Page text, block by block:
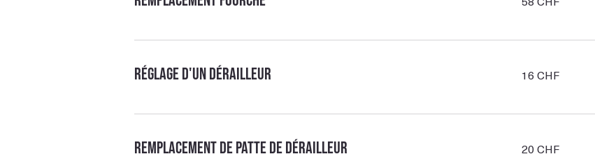
Réglage d'un dérailleur
francs
16 CHF
Remplacement de patte de dérailleur
francs
20 CHF